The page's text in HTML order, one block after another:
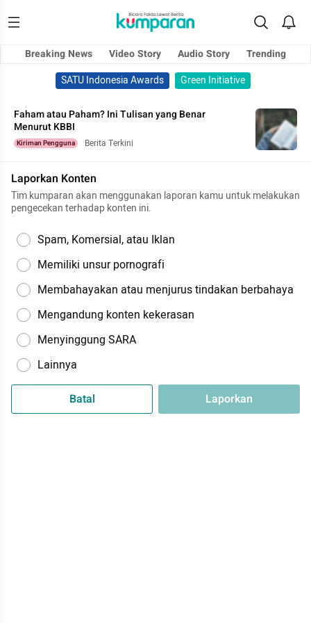
Breaking News Video Story Audio Story
Trending
SATU Indonesia Awards
Green Initiative
Faham atau Paham? Ini Tulisan yang Benar
Menurut KBBI
Kiriman Pengguna Berita Terkini
Laporkan Konten
Tim kumparan akan menggunakan laporan kamu untuk melakukan
pengecekan terhadap konten ini.
Spam, Komersial, atau Iklan
Memiliki unsur pornografi
Membahayakan atau menjurus tindakan berbahaya
Mengandung konten kekerasan
Menyinggung SARA
Lainnya
Batal Laporkan